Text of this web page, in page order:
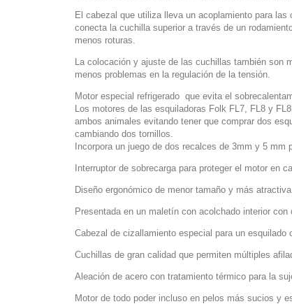
El cabezal que utiliza lleva un acoplamiento para
conecta la cuchilla superior a través de un
menos roturas.
La colocación y ajuste de las cuchillas también son
menos problemas en la regulación de la tensión.
Motor especial refrigerado que evita el
Los motores de las esquiladoras Folk FL7, FL8 y
ambos animales evitando tener que comprar dos
cambiando dos tornillos.
Incorpora un juego de dos recalces de 3mm y 5 mm
Interruptor de sobrecarga para proteger el motor en
Diseño ergonómico de menor tamaño y más
Presentada en un maletín con acolchado interior
Cabezal de cizallamiento especial para un esquilado
Cuchillas de gran calidad que permiten múltiples
Aleación de acero con tratamiento térmico para la
Motor de todo poder incluso en pelos más sucios y